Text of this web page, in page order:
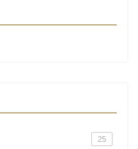
25